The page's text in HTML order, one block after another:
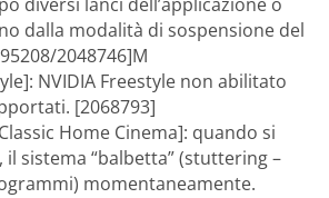
dalla modalità di sospensione del
2048746]M
NVIDIA Freestyle non abilitato
[2068793]
Home Cinema]: quando si
il sistema “balbetta” (stuttering –
momentaneamente.